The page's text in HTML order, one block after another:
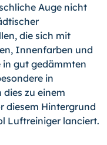
Auge nicht
die sich mit
Innenfarben und
in gut gedämmten
in
zu einem
diesem Hintergrund
Luftreiniger lanciert.